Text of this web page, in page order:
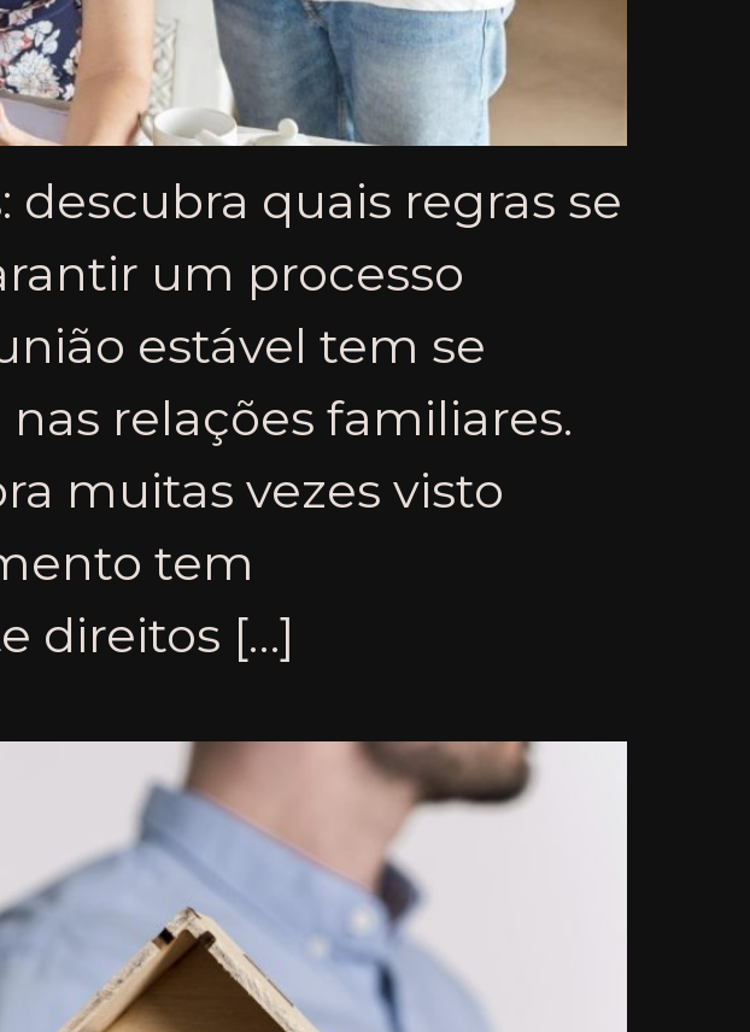
descubra quais regras se
um processo
estável tem se
relações familiares.
muitas vezes visto
tem
direitos […]